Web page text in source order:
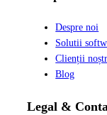
Despre noi
Solutii
Clienții
Blog
Legal &